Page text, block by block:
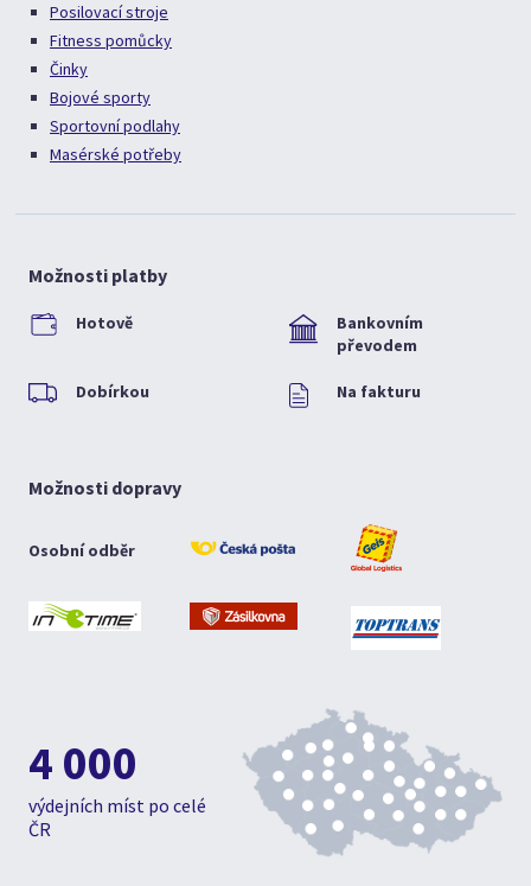
Posilovací stroje
Fitness pomůcky
Činky
Bojové sporty
Sportovní podlahy
Masérské potřeby
Možnosti platby
Hotově
Bankovním
převodem
Dobírkou Na fakturu
Možnosti dopravy
Osobní odběr
4 000
výdejních míst po celé
ČR